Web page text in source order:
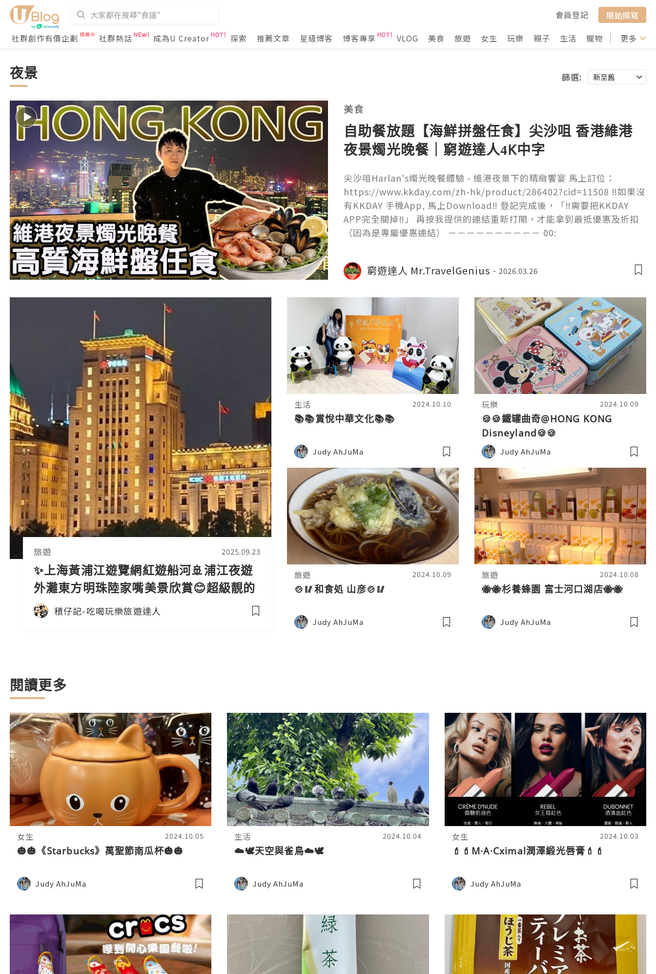
會員登記
開始撰寫
社群創作有價企劃
社群熱話 成為U Creator 探索 推薦文章 星級博客 博客專享 VLOG 美食 旅遊 女生 玩樂 親子 生活 寵物 行山 打卡
更多
夜景 篩選:
美食
自助餐放題【海鮮拼盤任食】尖沙咀 香港維港
夜景燭光晚餐｜窮遊達人4K中字
尖沙咀Harlan's燭光晚餐體驗 - 維港夜景下的精緻饗宴 馬上訂位：
https://www.kkday.com/zh-hk/product/286402?cid=11508 ‼️如果沒
有KKDAY 手機App, 馬上Download‼️ 登記完成後，「‼️需要把KKDAY
APP完全關掉‼️」 再按我提供的連結重新打開，才能拿到最抵優惠及折扣
（因為是專屬優惠連結） －－－－－－－－－－ 00:
窮遊達人 Mr.TravelGenius 2026.03.26
旅遊 2025.09.23
✨上海黃浦江遊覽網紅遊船河🚢浦江夜遊
外灘東方明珠陸家嘴美景欣賞😊超級靚的
夜景🤩網紅打卡熱點😍
積仔記-吃喝玩樂旅遊達人
生活 2024.10.10
📚📚賞悅中華文化📚📚
Judy AhJuMa
玩樂 2024.10.09
🍪🍪鐵罐曲奇@HONG KONG
Disneyland🍪🍪
Judy AhJuMa
旅遊 2024.10.09
🍲🥢和食処 山彦🍲🥢
Judy AhJuMa
旅遊 2024.10.08
🐝🐝杉養蜂園 富士河口湖店🐝🐝
Judy AhJuMa
閱讀更多
女生 2024.10.05
🎃🎃《Starbucks》萬聖節南瓜杯🎃🎃
Judy AhJuMa
生活 2024.10.04
☁️🕊️天空與雀鳥☁️🕊️
Judy AhJuMa
女生 2024.10.03
💄💄M·A·Cximal潤澤緞光唇膏💄💄
Judy AhJuMa